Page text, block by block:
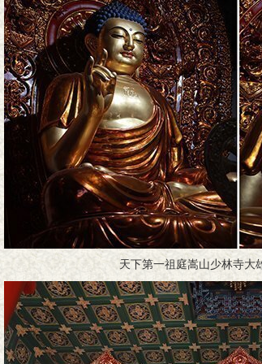
天下第一祖庭嵩山少林寺大